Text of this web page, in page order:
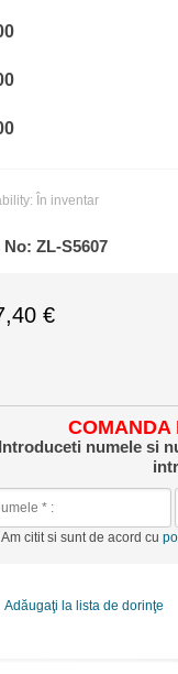
În inventar
No:ZL-S5607
€
COMANDA
Introduceti numele si
Am citit si sunt de acord cu
Adăugaţi la lista de dorinţe